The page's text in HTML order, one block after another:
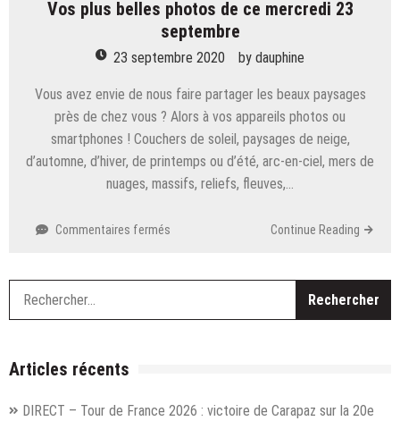
Vos plus belles photos de ce mercredi 23
septembre
23 septembre 2020 by dauphine
Vous avez envie de nous faire partager les beaux paysages
près de chez vous ? Alors à vos appareils photos ou
smartphones ! Couchers de soleil, paysages de neige,
d’automne, d’hiver, de printemps ou d’été, arc-en-ciel, mers de
nuages, massifs, reliefs, fleuves,…
Commentaires fermés
belles
de
Continue Reading
Articles récents
DIRECT – Tour de France 2026 : victoire de Carapaz sur la 20e